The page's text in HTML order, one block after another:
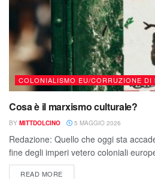
COLONIALISMO EU/CORRUZIONE DI
Cosa è il marxismo culturale?
BY MITTDOLCINO 5 MAGGIO 2026
Redazione: Quello che oggi sta
fine degli imperi vetero coloniali
READ MORE